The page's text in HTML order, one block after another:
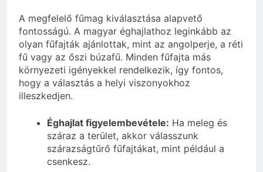
A megfelelő fűmag kiválasztása alapvető
fontosságú. A magyar éghajlathoz leginkább az
olyan fűfajták ajánlottak, mint az angolperje, a réti
fű vagy az őszi búzafű. Minden fűfajta más
környezeti igényekkel rendelkezik, így fontos,
hogy a választás a helyi viszonyokhoz
illeszkedjen.
Éghajlat figyelembevétele: Ha meleg és
száraz a terület, akkor válasszunk
szárazságtűrő fűfajtákat, mint például a
csenkesz.